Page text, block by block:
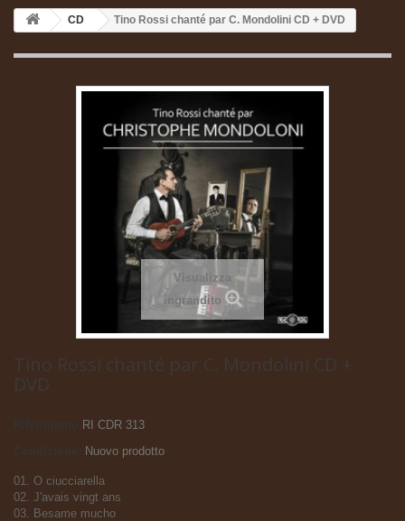
CD Tino Rossi chanté par C. Mondolini CD + DVD
Visualizza
ingrandito
Tino Rossi chanté par C. Mondolini CD +
DVD
Riferimento
RI CDR 313
Nuovo prodotto
01. O ciucciarella
02. J'avais vingt ans
03. Besame mucho